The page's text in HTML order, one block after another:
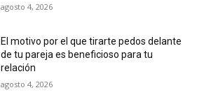
agosto 4, 2026
El motivo por el que tirarte pedos delante
de tu pareja es beneficioso para tu
relación
agosto 4, 2026